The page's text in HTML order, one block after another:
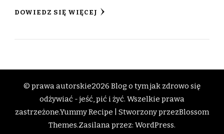
DOWIEDZ SIĘ WIĘCEJ
© prawa autorskie2026 Blog o tym jak zdrowo się
odżywiać - jeść, pić i żyć. Wszelkie prawa
zastrzeżone.Yummy Recipe | Stworzony przezBlossom
Themes.Zasilana przez: WordPress.